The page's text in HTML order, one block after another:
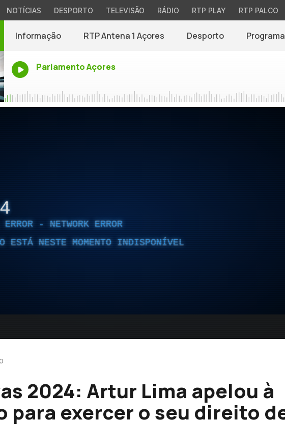
NOTÍCIAS DESPORTO TELEVISÃO RÁDIO RTP PLAY RTP PALCO
Informação RTP Antena 1 Açores Desporto
Parlamento Açores
- NETWORK ERROR
ESTÁ NESTE MOMENTO INDISPONÍVEL
2024: Artur Lima apelou à
para exercer o seu direito